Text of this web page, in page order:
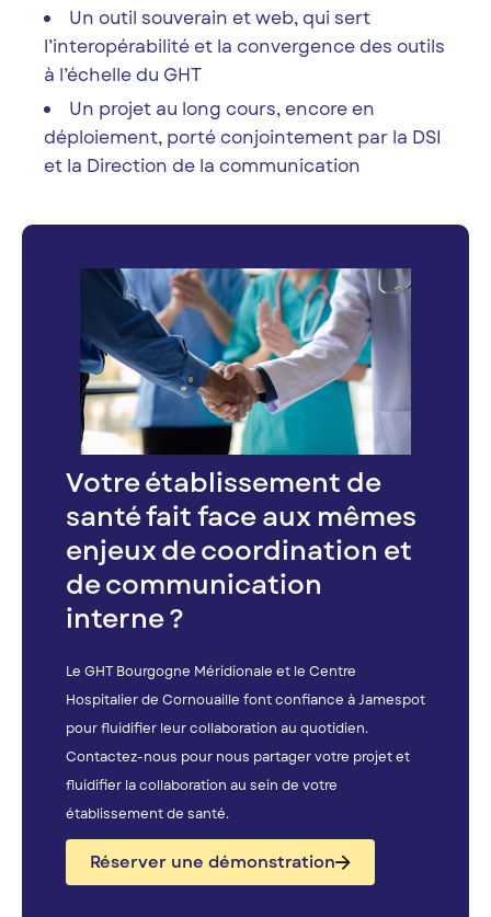
Un outil souverain et web, qui sert
l’interopérabilité et la convergence des outils
à l’échelle du GHT
Un projet au long cours, encore en
déploiement, porté conjointement par la DSI
et la Direction de la communication
Votre établissement de
santé fait face aux mêmes
enjeux de coordination et
de communication
interne ?
Le GHT Bourgogne Méridionale et le Centre
Hospitalier de Cornouaille font confiance à Jamespot
pour fluidifier leur collaboration au quotidien.
Contactez-nous pour nous partager votre projet et
fluidifier la collaboration au sein de votre
établissement de santé.
Réserver une démonstration